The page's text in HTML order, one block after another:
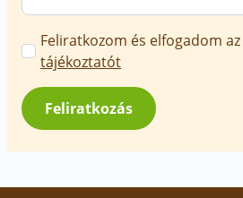
Marketing
üzenetek
jóváhagyása
*
Feliratkozom és elfogadom az
tájékoztatót
Feliratkozás